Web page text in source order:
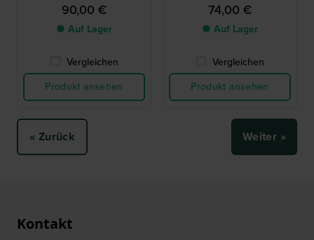
90,00 €
● Auf Lager
Vergleichen
Produkt ansehen
74,00 €
● Auf Lager
Vergleichen
Produkt ansehen
« Zurück Weiter »
Kontakt